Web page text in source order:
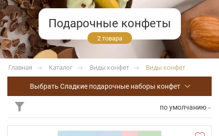
Подарочные конфеты
2 товара
Главная Каталог Виды конфет Виды конфет
Выбрать Сладкие подарочные наборы конфет
по умолчанию